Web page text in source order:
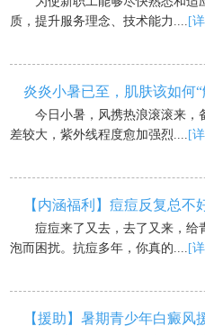
质，提升服务理念、技术能力....
[
炎炎小暑已至，肌肤该如何“
今日小暑，风携热浪滚滚来，
差较大，紫外线程度愈加强烈....
[
【内涵福利】痘痘反复总不
痘痘来了又去，去了又来，给
泡而困扰。抗痘多年，你真的....
[
【援助】暑期青少年白癜风